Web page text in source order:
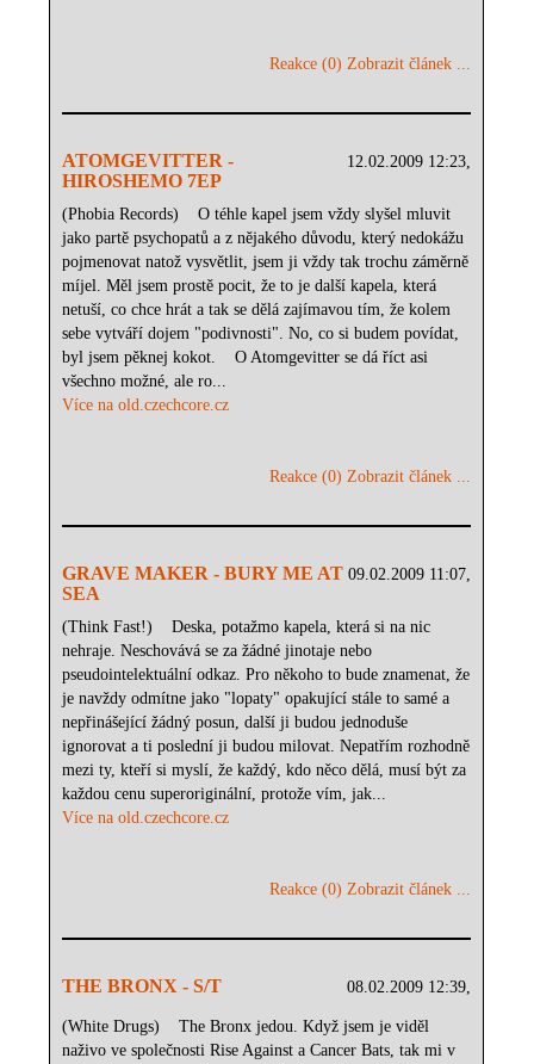
Reakce (0) Zobrazit článek ...
12.02.2009 12:23,
ATOMGEVITTER -
HIROSHEMO 7EP
(Phobia Records) O téhle kapel jsem vždy slyšel mluvit
jako partě psychopatů a z nějakého důvodu, který nedokážu
pojmenovat natož vysvětlit, jsem ji vždy tak trochu záměrně
míjel. Měl jsem prostě pocit, že to je další kapela, která
netuší, co chce hrát a tak se dělá zajímavou tím, že kolem
sebe vytváří dojem "podivnosti". No, co si budem povídat,
byl jsem pěknej kokot. O Atomgevitter se dá říct asi
všechno možné, ale ro...
Více na old.czechcore.cz
Reakce (0) Zobrazit článek ...
09.02.2009 11:07,
GRAVE MAKER - BURY ME AT
SEA
(Think Fast!) Deska, potažmo kapela, která si na nic
nehraje. Neschovává se za žádné jinotaje nebo
pseudointelektuální odkaz. Pro někoho to bude znamenat, že
je navždy odmítne jako "lopaty" opakující stále to samé a
nepřinášející žádný posun, další ji budou jednoduše
ignorovat a ti poslední ji budou milovat. Nepatřím rozhodně
mezi ty, kteří si myslí, že každý, kdo něco dělá, musí být za
každou cenu superoriginální, protože vím, jak...
Více na old.czechcore.cz
Reakce (0) Zobrazit článek ...
08.02.2009 12:39,
THE BRONX - S/T
(White Drugs) The Bronx jedou. Když jsem je viděl
naživo ve společnosti Rise Against a Cancer Bats, tak mi v